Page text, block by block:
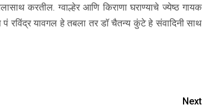
करतील. ग्वाल्हेर आणि किराणा घराण्याचे ज्येष्ठ गायक
पं रविंद्र यावगल हे तबला तर डॉ चैतन्य कुंटे हे संवादिनी साथ
Next